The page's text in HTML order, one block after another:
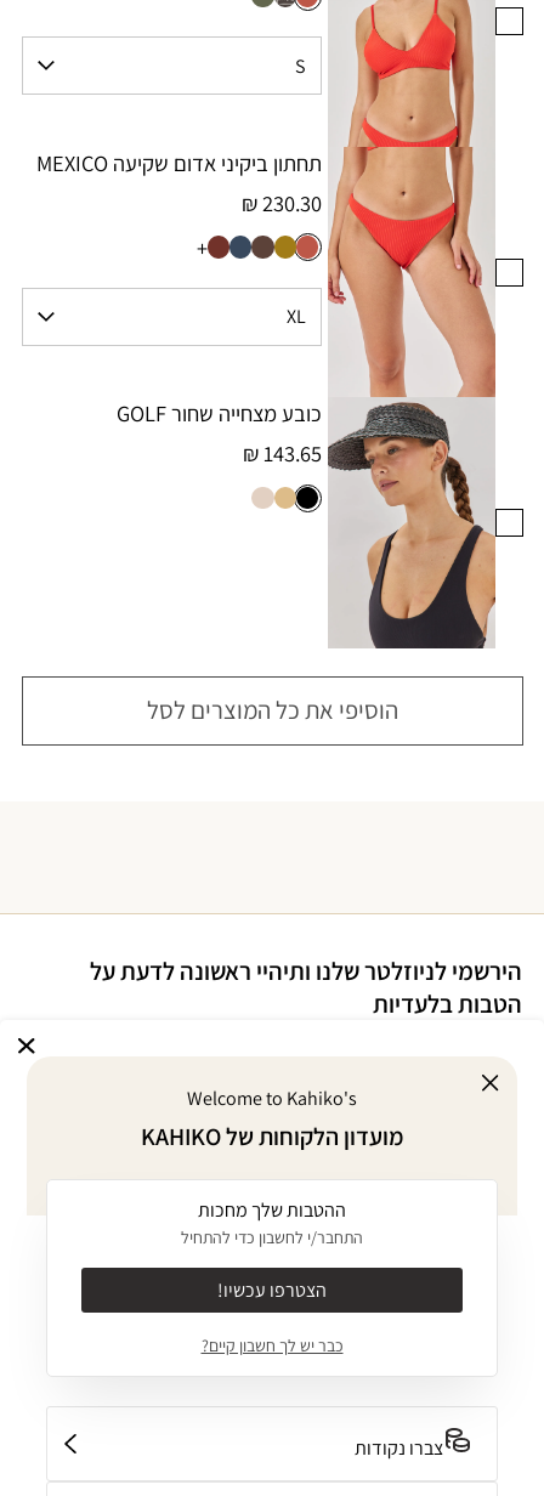
תחתון ביקיני אדום שקיעה MEXICO
230.30 ₪
+
כובע מצחייה שחור GOLF
143.65 ₪
הוסיפי את כל המוצרים לסל
הירשמי לניוזלטר שלנו ותיהיי ראשונה לדעת על
הטבות בלעדיות
אני מסכימ/ה לדיוור במייל על הטבות ומבצעים
KAHIKO GIVES BACK
JOURNAL
קולקציות
חנויות
INTIMATES
שירותים
מועדון לקוחות
משלוחים והחזרות
יצירת קשר
Welcome to Kahiko's
מועדון הלקוחות של KAHIKO
ההטבות שלך מחכות
התחבר/י לחשבון כדי להתחיל
הצטרפו עכשיו!
כבר יש לך חשבון קיים?
צברו נקודות